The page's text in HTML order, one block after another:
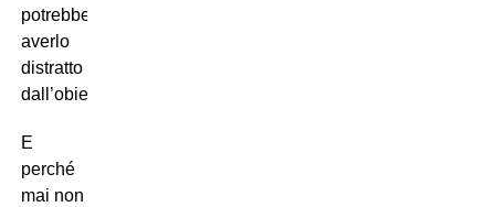
potrebbe
averlo
distratto
dall’obiettivo…
E
perché
mai non